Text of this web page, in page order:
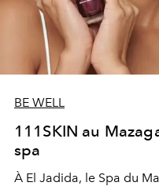
BE WELL
111SKIN au
spa
À El Jadida, le Spa du